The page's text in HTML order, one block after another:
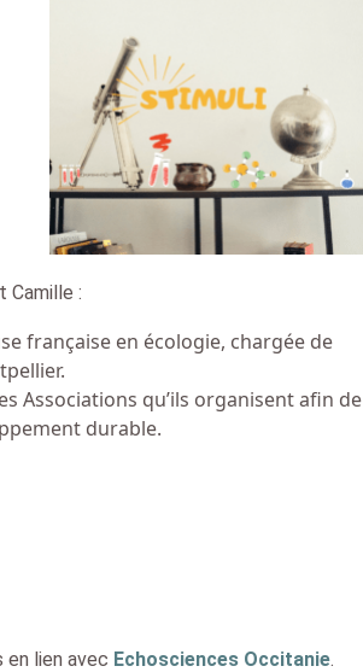
Camille :
française en écologie, chargée de
Associations qu’ils organisent afin de
durable.
en lien avec Echosciences Occitanie.